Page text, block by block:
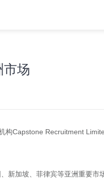
市场
构Capstone Recruitment
新加坡、菲律宾等亚洲重要